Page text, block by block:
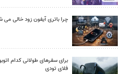
چرا باتری آیفون زود خالی می شود؟ ۹
برای سفرهای طولانی کدام
فلای تودی